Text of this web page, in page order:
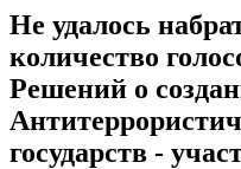
Не удалось
количество
Решений о
государств -